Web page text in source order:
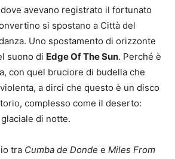
avevano registrato il fortunato
si spostano a Città del
Uno spostamento di orizzonte
suono di Edge Of The Sun. Perché è
con quel bruciore di budella che
a dirci che questo è un disco
complesso come il deserto:
di notte.
tra Cumba de Donde e Miles From